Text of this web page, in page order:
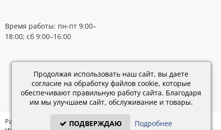
Время работы: пн-пт 9:00–
18:00; сб 9:00–16:00
Каталог
28.02.2019
15:45
Разработка: «IT - Консультант» ©
Продолжая использовать наш сайт, вы даете
согласие на обработку файлов cookie, которые
обеспечивают правильную работу сайта. Благодаря
им мы улучшаем сайт, обслуживание и товары.
ПОДВЕРЖДАЮ Подробнее